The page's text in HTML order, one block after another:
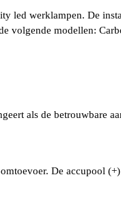
led werklampen. De
volgende modellen:
als de betrouwbare
De accupool